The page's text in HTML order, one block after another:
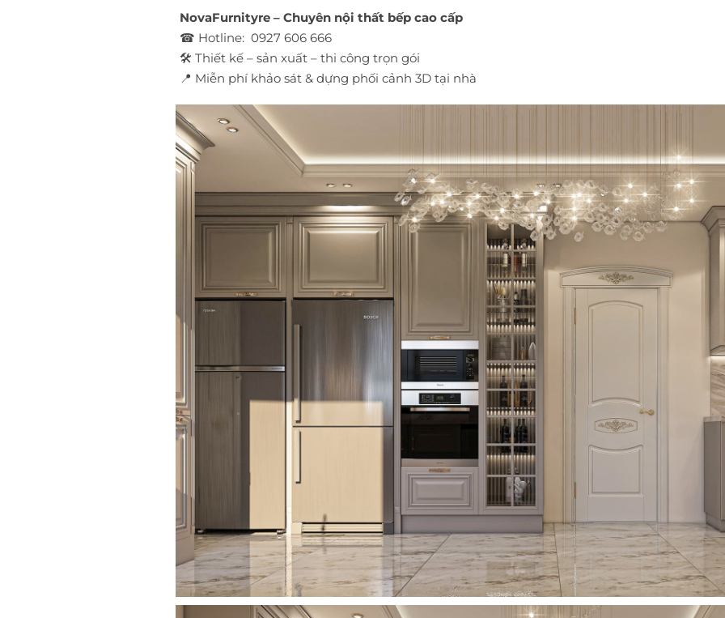
NovaFurnityre – Chuyên nội thất bếp cao cấp
☎ Hotline: 0927 606 666
🛠 Thiết kế – sản xuất – thi công trọn gói
📍 Miễn phí khảo sát & dựng phối cảnh 3D tại nhà